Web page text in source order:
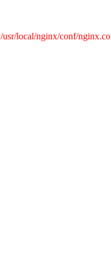
/usr/local/nginx/conf/